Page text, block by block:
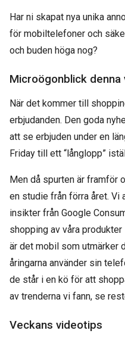
Har ni skapat nya unika
för mobiltelefoner och
och buden höga nog?
Microögonblick denna
När det kommer till
erbjudanden. Den goda
att se erbjuden under en
Friday till ett “långlopp”
Men då spurten är framför
en studie från förra året. Vi
insikter från Google
shopping av våra
är det mobil som utmärker
åringarna använder sin
de står i en kö för att
av trenderna vi fann, se
Veckans videotips